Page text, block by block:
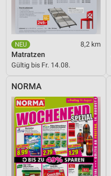
8,2 km
Matratzen
Gültig bis Fr. 14.08.
NORMA